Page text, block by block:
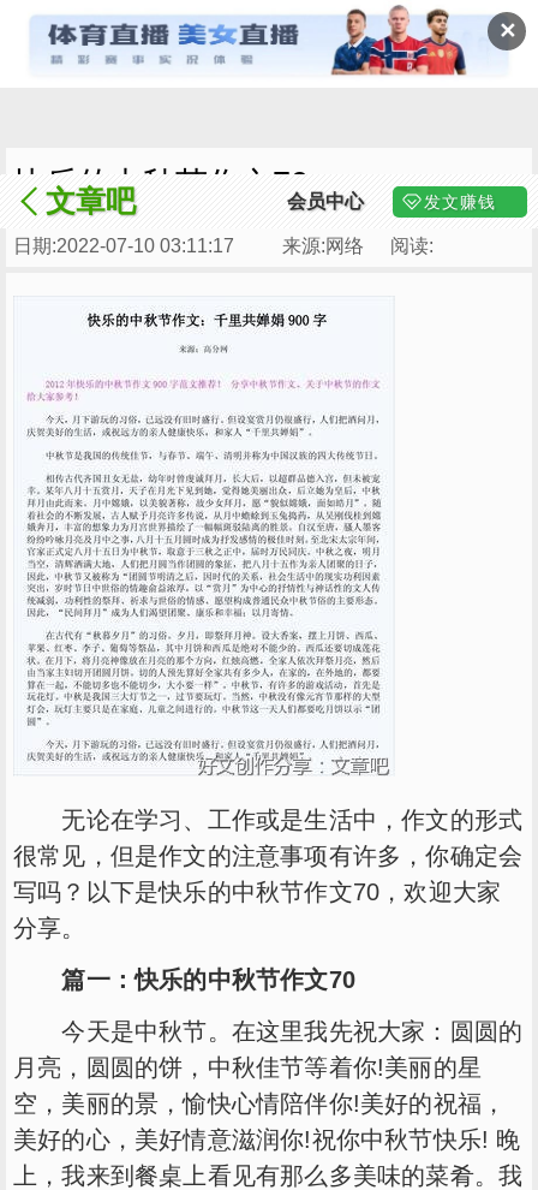
✕
文章吧 会员中心 发文赚钱
快乐的中秋节作文70
日期:2022-07-10 03:11:17 来源:网络 阅读:
无论在学习、工作或是生活中，作文的形式
很常见，但是作文的注意事项有许多，你确定会
写吗？以下是快乐的中秋节作文70，欢迎大家
分享。
篇一：快乐的中秋节作文70
今天是中秋节。在这里我先祝大家：圆圆的
月亮，圆圆的饼，中秋佳节等着你!美丽的星
空，美丽的景，愉快心情陪伴你!美好的祝福，
美好的心，美好情意滋润你!祝你中秋节快乐! 晚
上，我来到餐桌上看见有那么多美味的菜肴。我